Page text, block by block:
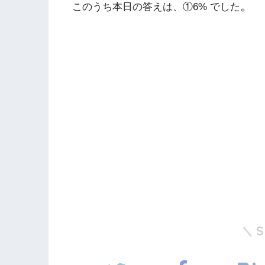
このうち本日の答えは、①6% でした 。